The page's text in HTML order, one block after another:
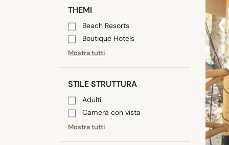
THEMI
Beach Resorts
Boutique Hotels
Mostra tutti
STILE STRUTTURA
Adulti
Camera con vista
Mostra tutti
‹